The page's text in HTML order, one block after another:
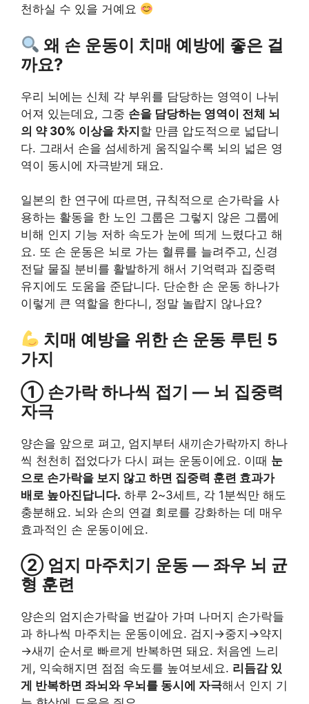
천하실 수 있을 거예요
왜 손 운동이 치매 예방에 좋은 걸
까요?
우리 뇌에는 신체 각 부위를 담당하는 영역이 나뉘
어져 있는데요, 그중 손을 담당하는 영역이 전체 뇌
의 약 30% 이상을 차지할 만큼 압도적으로 넓답니
다. 그래서 손을 섬세하게 움직일수록 뇌의 넓은 영
역이 동시에 자극받게 돼요.
일본의 한 연구에 따르면, 규칙적으로 손가락을 사
용하는 활동을 한 노인 그룹은 그렇지 않은 그룹에
비해 인지 기능 저하 속도가 눈에 띄게 느렸다고 해
요. 또 손 운동은 뇌로 가는 혈류를 늘려주고, 신경
전달 물질 분비를 활발하게 해서 기억력과 집중력
유지에도 도움을 준답니다. 단순한 손 운동 하나가
이렇게 큰 역할을 한다니, 정말 놀랍지 않나요?
치매 예방을 위한 손 운동 루틴 5
가지
① 손가락 하나씩 접기 — 뇌 집중력
자극
양손을 앞으로 펴고, 엄지부터 새끼손가락까지 하나
씩 천천히 접었다가 다시 펴는 운동이에요. 이때 눈
으로 손가락을 보지 않고 하면 집중력 훈련 효과가
배로 높아진답니다. 하루 2~3세트, 각 1분씩만 해도
충분해요. 뇌와 손의 연결 회로를 강화하는 데 매우
효과적인 손 운동이에요.
② 엄지 마주치기 운동 — 좌우 뇌 균
형 훈련
양손의 엄지손가락을 번갈아 가며 나머지 손가락들
과 하나씩 마주치는 운동이에요. 검지→중지→약지
→새끼 순서로 빠르게 반복하면 돼요. 처음엔 느리
게, 익숙해지면 점점 속도를 높여보세요. 리듬감 있
게 반복하면 좌뇌와 우뇌를 동시에 자극해서 인지 기